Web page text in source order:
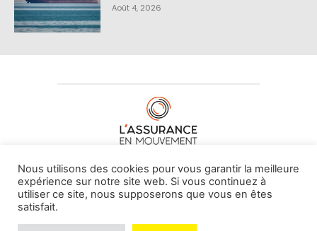
Août 4, 2026
À PROPOS DE NOUS•CONTACT
© L'assurance en mouvement -By Vovoxx Média
Nous utilisons des cookies pour vous garantir la meilleure
expérience sur notre site web. Si vous continuez à
utiliser ce site, nous supposerons que vous en êtes
satisfait.